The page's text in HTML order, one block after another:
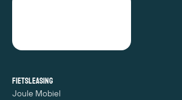
Fietsleasing
Joule Mobiel